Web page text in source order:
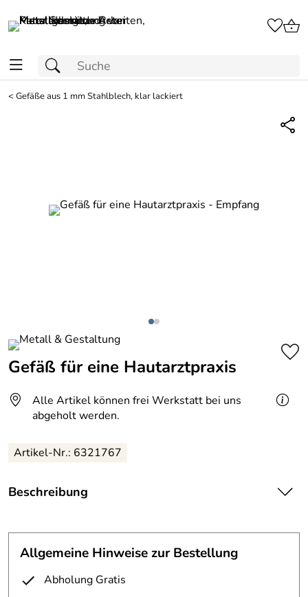
<Gefäße aus 1 mm Stahlblech, klar lackiert
Gefäß für eine Hautarztpraxis
Alle Artikel können frei Werkstatt bei uns
abgeholt werden.
Artikel-Nr.: 6321767
Beschreibung
Allgemeine Hinweise zur Bestellung
Abholung Gratis